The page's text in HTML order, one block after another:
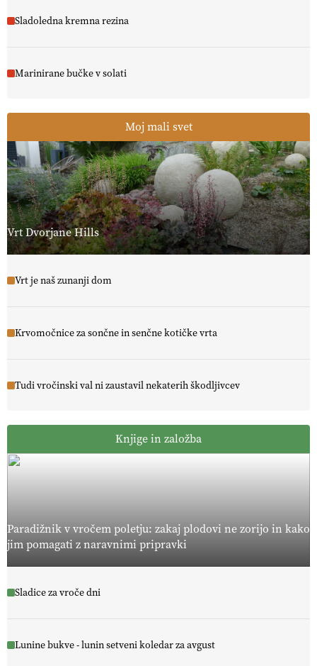
Sladoledna kremna rezina
Marinirane bučke v solati
Moj mali svet
Vrt Dvorjane Hills
Vrt je naš zunanji dom
Krvomočnice za sončne in senčne kotičke vrta
Tudi vročinski val ni zaustavil nekaterih škodljivcev
Knjige in založba
Paradižnik v vročem poletju: zakaj plodovi ne zorijo in kako
jim pomagati z naravnimi pripravki
Sladice za vroče dni
Lunine bukve - lunin setveni koledar za avgust